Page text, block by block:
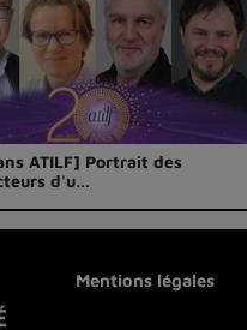
ATILF] Portrait des
d'u…
Mentions légales